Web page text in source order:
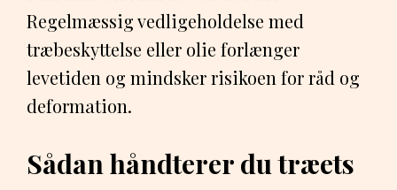
Regelmæssig vedligeholdelse med
træbeskyttelse eller olie forlænger
levetiden og mindsker risikoen for råd og
deformation.
Sådan håndterer du træets